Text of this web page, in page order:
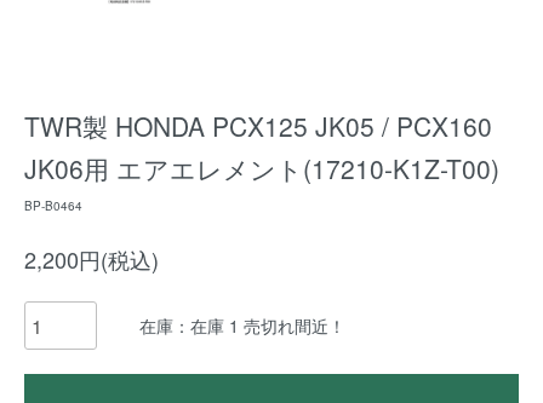
TWR製 HONDA PCX125 JK05 / PCX160
JK06用 エアエレメント(17210-K1Z-T00)
BP-B0464
2,200円(税込)
在庫：在庫 1 売切れ間近！